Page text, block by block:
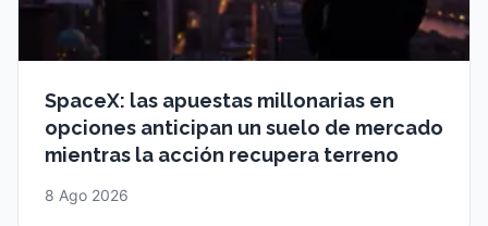
SpaceX: las apuestas millonarias en
opciones anticipan un suelo de mercado
mientras la acción recupera terreno
8 Ago 2026